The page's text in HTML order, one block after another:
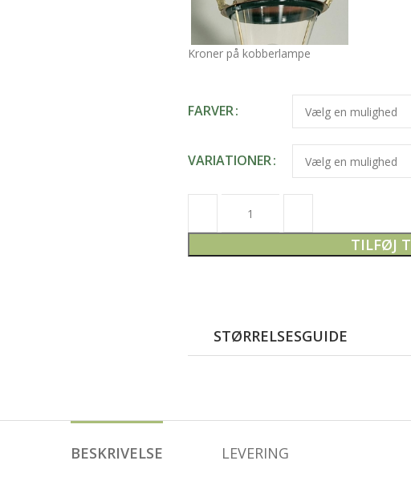
Kroner på kobberlampe
FARVER
VARIATIONER
TILFØJ
STØRRELSESGUIDE
BESKRIVELSE LEVERING